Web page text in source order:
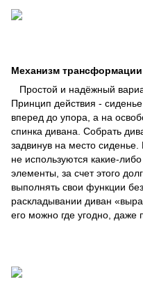
Механизм
Простой и надёжный
Принцип действия -
вперед до упора, а на
спинка дивана. Собрать
задвинув на место сиденье.
не используются какие-
элементы, за счет этого
выполнять свои функции
раскладывании диван
его можно где угодно, даже